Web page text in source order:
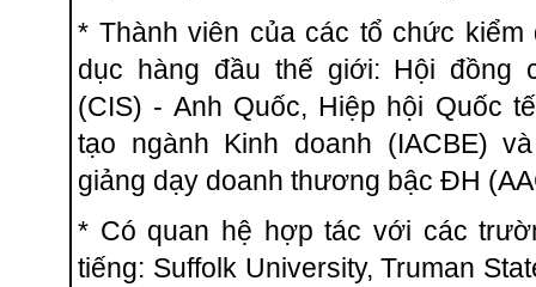
* Thành viên của các tổ chức
dục hàng đầu thế giới: Hội đồng
(CIS) - Anh Quốc, Hiệp hội Quốc
tạo ngành Kinh doanh (IACBE)
giảng dạy doanh thương bậc ĐH
* Có quan hệ hợp tác với các
tiếng: Suffolk University, Truman